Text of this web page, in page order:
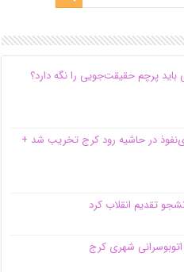
پرچم حقیقت‌جویی را نگه دارد؟
در حاشیه‌ رود کرج تخریب شد +